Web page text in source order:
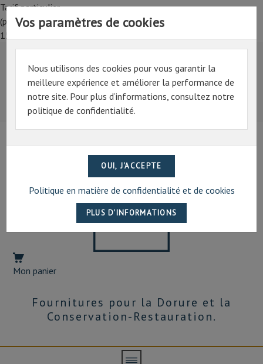
Tarif particulier,
(professionnel, connectez-vous pour bénéficier de la remise de
15%)
Tarif particulier,
(professionnel, connectez-vous pour bénéficier de la
remise de 15%)
07 69 94 13 47
Mon panier
Fournitures pour la Dorure et la
Conservation-Restauration.
Vos paramètres de cookies
Nous utilisons des cookies pour vous garantir la
meilleure expérience et améliorer la performance de
notre site. Pour plus d’informations, consultez notre
politique de confidentialité.
Politique en matière de confidentialité et de cookies